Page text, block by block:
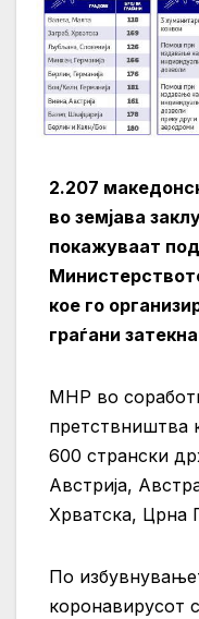
2.207
во земјава
покажуваат
кое го
граѓани
МНР во
претствништва
600 странски
Австрија,
Хрватска, Црна
По
коронавирусот